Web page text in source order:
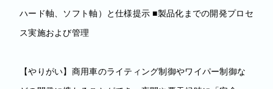
ハード軸、ソフト軸）と仕様提示 ■製品化までの開発プロセ
ス実施および管理
【やりがい】商用車のライティング制御やワイパー制御な